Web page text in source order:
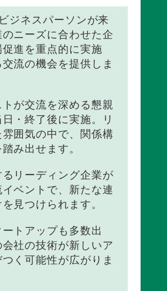
ジネスパーソンが来
ニーズに合わせた企
進を重点的に実施
流の機会を提供しま
が交流を深める懇親
・終了後に実施。リ
囲気の中で、関係構
み出せます。
リーディング企業が
ベントで、新たな連
見つけられます。
トアップも多数出
社の技術が新しいア
く可能性が広がりま